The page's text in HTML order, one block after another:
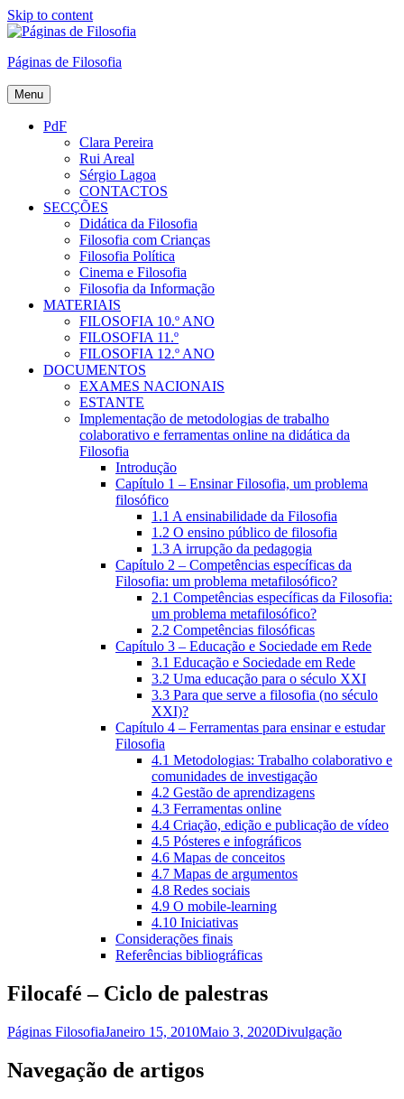
Skip to content
Páginas de Filosofia
Menu
PdF
Clara Pereira
Rui Areal
Sérgio Lagoa
CONTACTOS
SECÇÕES
Didática da Filosofia
Filosofia com Crianças
Filosofia Política
Cinema e Filosofia
Filosofia da Informação
MATERIAIS
FILOSOFIA 10.º ANO
FILOSOFIA 11.º
FILOSOFIA 12.º ANO
DOCUMENTOS
EXAMES NACIONAIS
ESTANTE
Implementação de metodologias de trabalho
colaborativo e ferramentas online na didática da
Filosofia
Introdução
Capítulo 1 – Ensinar Filosofia, um problema
filosófico
1.1 A ensinabilidade da Filosofia
1.2 O ensino público de filosofia
1.3 A irrupção da pedagogia
Capítulo 2 – Competências específicas da
Filosofia: um problema metafilosófico?
2.1 Competências específicas da Filosofia:
um problema metafilosófico?
2.2 Competências filosóficas
Capítulo 3 – Educação e Sociedade em Rede
3.1 Educação e Sociedade em Rede
3.2 Uma educação para o século XXI
3.3 Para que serve a filosofia (no século
XXI)?
Capítulo 4 – Ferramentas para ensinar e estudar
Filosofia
4.1 Metodologias: Trabalho colaborativo e
comunidades de investigação
4.2 Gestão de aprendizagens
4.3 Ferramentas online
4.4 Criação, edição e publicação de vídeo
4.5 Pósteres e infográficos
4.6 Mapas de conceitos
4.7 Mapas de argumentos
4.8 Redes sociais
4.9 O mobile-learning
4.10 Iniciativas
Considerações finais
Referências bibliográficas
Filocafé – Ciclo de palestras
Páginas FilosofiaJaneiro 15, 2010Maio 3, 2020Divulgação
Navegação de artigos